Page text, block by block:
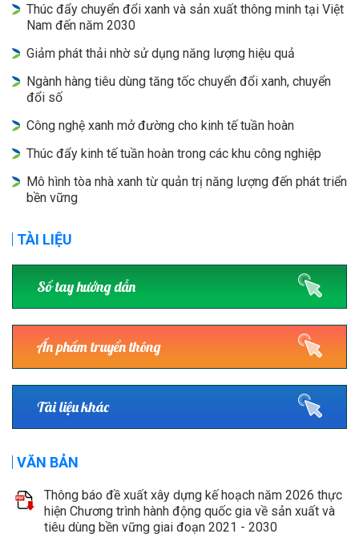
Thúc đẩy chuyển đổi xanh và sản xuất thông minh tại Việt
Nam đến năm 2030
Giảm phát thải nhờ sử dụng năng lượng hiệu quả
Ngành hàng tiêu dùng tăng tốc chuyển đổi xanh, chuyển
đổi số
Công nghệ xanh mở đường cho kinh tế tuần hoàn
Thúc đẩy kinh tế tuần hoàn trong các khu công nghiệp
Mô hình tòa nhà xanh từ quản trị năng lượng đến phát triển
bền vững
TÀI LIỆU
Sổ tay hướng dẫn
Ấn phẩm truyền thông
Tài liệu khác
VĂN BẢN
Thông báo đề xuất xây dựng kế hoạch năm 2026 thực
hiện Chương trình hành động quốc gia về sản xuất và
tiêu dùng bền vững giai đoạn 2021 - 2030